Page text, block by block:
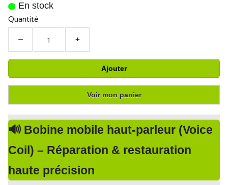
En stock
Quantité
− +
Ajouter
Voir mon panier
🔊 Bobine mobile haut-parleur (Voice
Coil) – Réparation & restauration
haute précision